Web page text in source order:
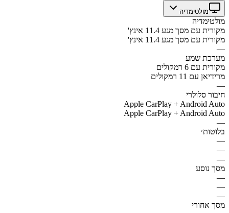
מולטימדיה
מולטימדיה
מקורית עם מסך מגע 11.4 אינץ'
מקורית עם מסך מגע 11.4 אינץ'
—
מערכת שמע
מקורית עם 6 רמקולים
מרידיאן עם 11 רמקולים
—
חיבור סלולרי
Apple CarPlay + Android Auto
Apple CarPlay + Android Auto
—
בלוטות׳
—
—
—
מסך נוסע
—
—
—
מסך אחורי